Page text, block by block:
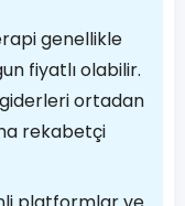
genellikle
fiyatlı olabilir.
ortadan
rekabetçi